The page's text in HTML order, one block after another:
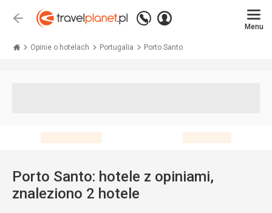
Wstecz
Zadzwoń
+48 71 771 76 55
Zaloguj
Menu
Opinie o hotelach Portugalia Porto Santo
Porto Santo: hotele z opiniami,
znaleziono 2 hotele